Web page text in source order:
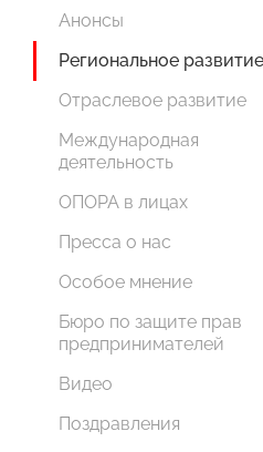
Анонсы
Региональное развитие
Отраслевое развитие
Международная
деятельность
ОПОРА в лицах
Пресса о нас
Особое мнение
Бюро по защите прав
предпринимателей
Видео
Поздравления